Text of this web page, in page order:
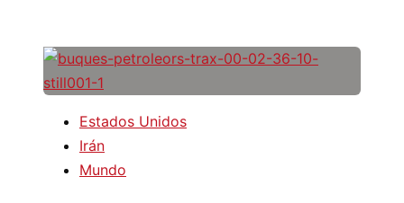
Estados Unidos
Irán
Mundo